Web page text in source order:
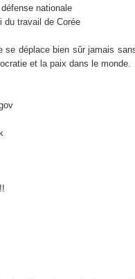
nationale
du travail de Corée
se déplace bien sûr jamais
et la paix dans le monde.